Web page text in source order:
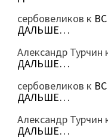
сербовеликов к
ДАЛЬШЕ…
Александр Турчин
ДАЛЬШЕ…
сербовеликов к
ДАЛЬШЕ…
Александр Турчин
ДАЛЬШЕ…